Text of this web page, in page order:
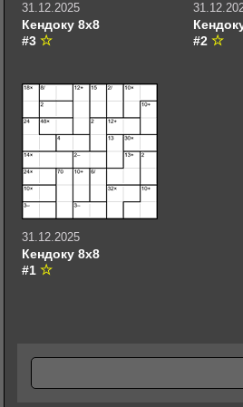
31.12.2025
Кендоку 8х8
#3
#2
31.12.2025
Кендоку 8х8
#1